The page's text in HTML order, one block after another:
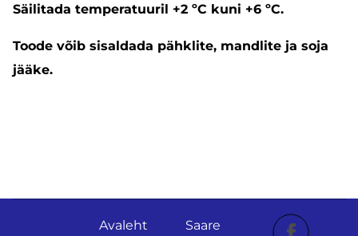
Säilitada temperatuuril +2 ºC kuni +6 ºC.
Toode võib sisaldada pähklite, mandlite ja soja
jääke.
Avaleht Saare